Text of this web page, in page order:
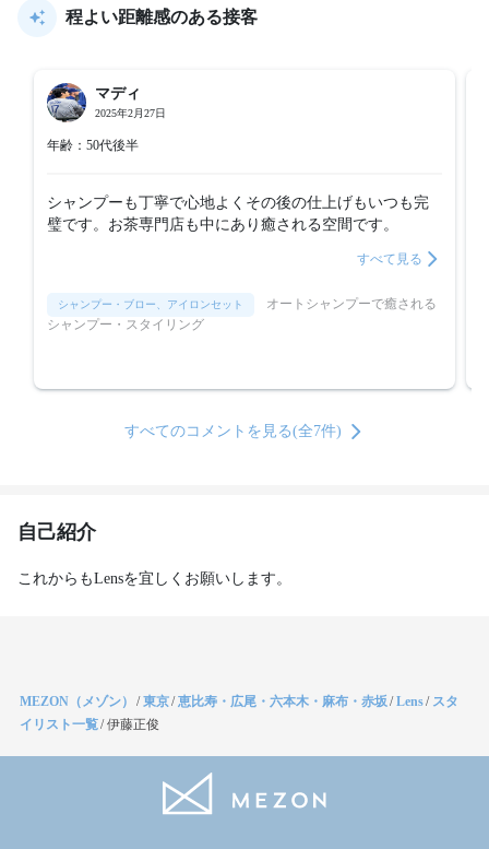
程よい距離感のある接客
マディ
2025年2月27日
年齢：50代後半
シャンプーも丁寧で心地よくその後の仕上げもいつも完
璧です。お茶専門店も中にあり癒される空間です。
すべて見る
シャンプー・ブロー、アイロンセット
シャンプー・スタイリング
すべてのコメントを見る(全7件)
自己紹介
これからもLensを宜しくお願いします。
MEZON（メゾン） /東京/恵比寿・広尾・六本木・麻布・赤坂/Lens/ スタ
イリスト一覧/伊藤正俊